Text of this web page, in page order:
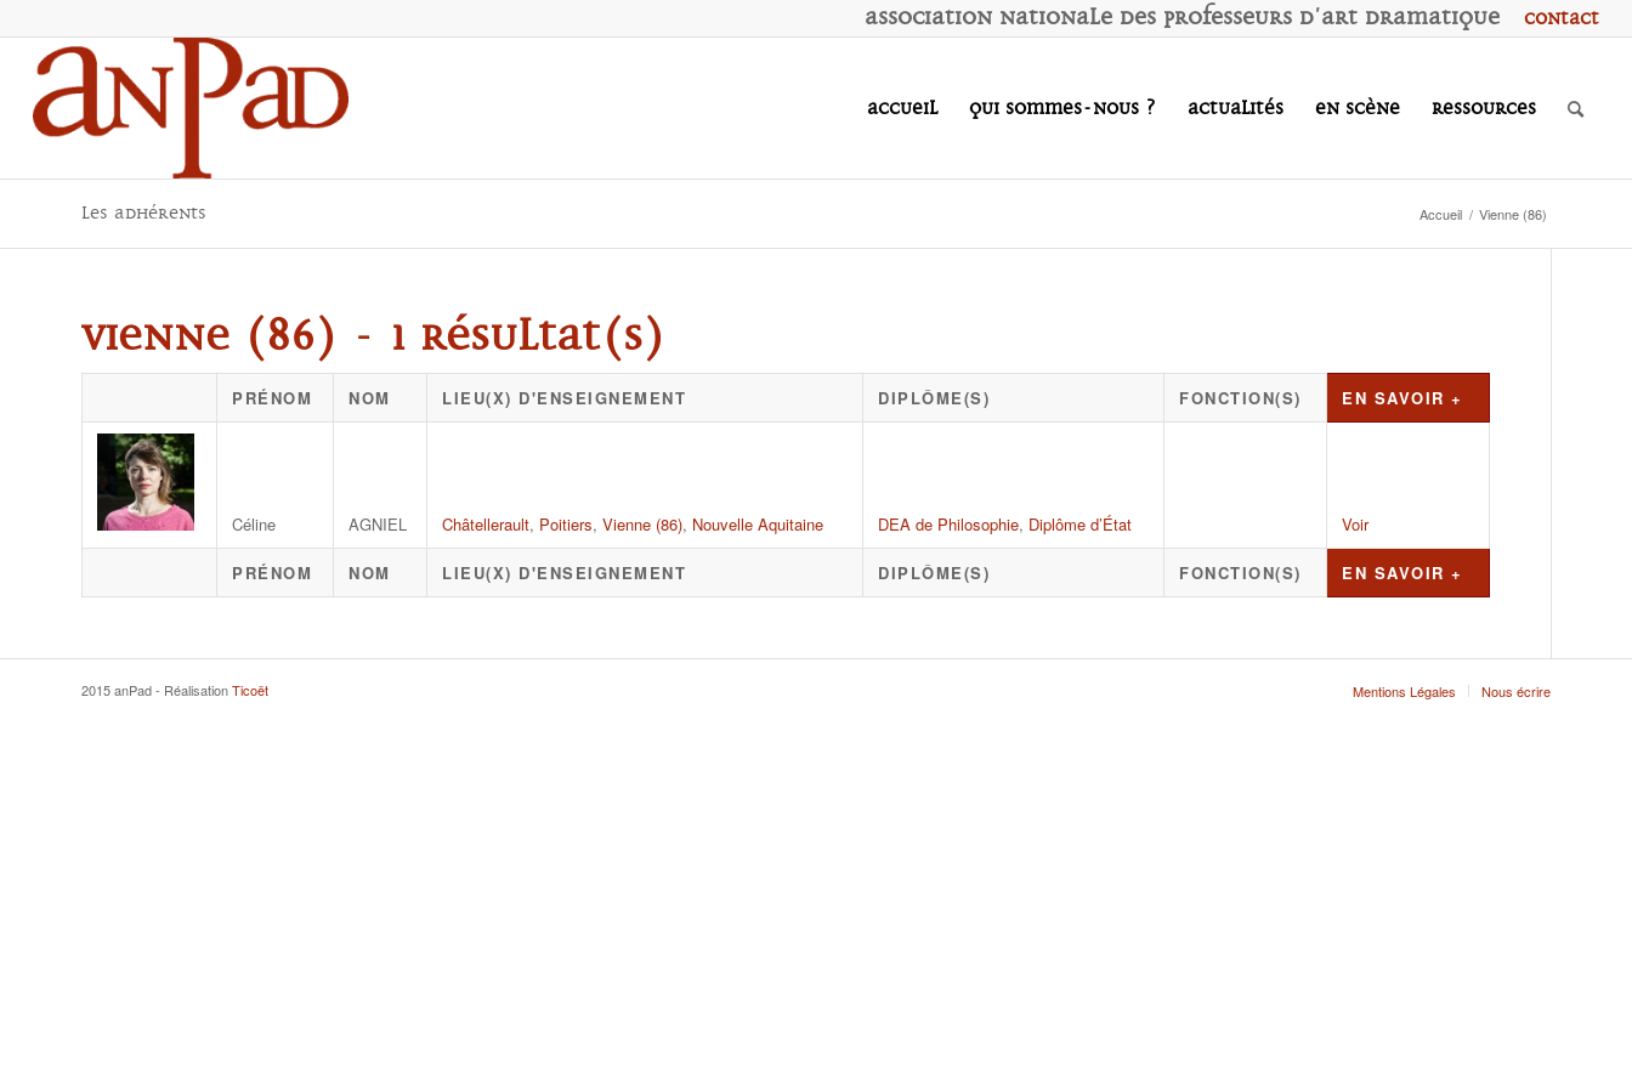
Contact
Association Nationale des Professeurs d'Art Dramatique
Accueil Qui sommes-nous ? Actualités En scène Ressources
Les adhérents Accueil / Vienne (86)
Vienne (86) - 1 résultat(s)
PRÉNOM NOM LIEU(X) D'ENSEIGNEMENT DIPLÔME(S) FONCTION(S) EN SAVOIR +
Céline AGNIEL Châtellerault, Poitiers, Vienne (86), Nouvelle Aquitaine DEA de Philosophie, Diplôme d’État Voir
PRÉNOM NOM LIEU(X) D'ENSEIGNEMENT DIPLÔME(S) FONCTION(S) EN SAVOIR +
2015 anPad - RéalisationTicoët Mentions Légales Nous écrire